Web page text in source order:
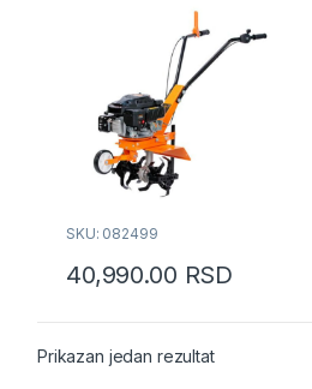
SKU: 082499
40,990.00 RSD
Prikazan jedan rezultat